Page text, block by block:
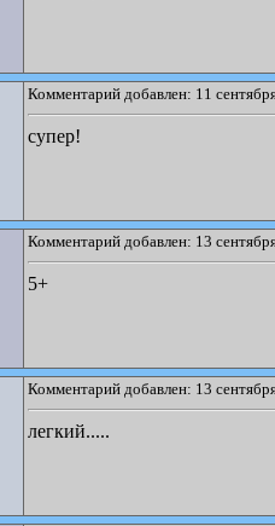
Комментарий добавлен: 11
супер!
Комментарий добавлен: 13
5+
Комментарий добавлен: 13
легкий.....